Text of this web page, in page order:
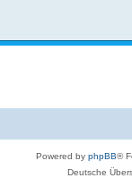
Powered by phpBB®
Deutsche